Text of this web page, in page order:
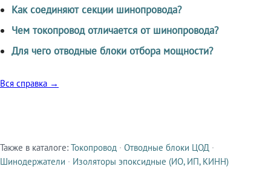
Как соединяют секции шинопровода?
Чем токопровод отличается от шинопровода?
Для чего отводные блоки отбора мощности?
Вся справка →
Смежные продукты
Также в каталоге: Токопровод · Отводные блоки ЦОД ·
Шинодержатели · Изоляторы эпоксидные (ИО, ИП, КИНН)